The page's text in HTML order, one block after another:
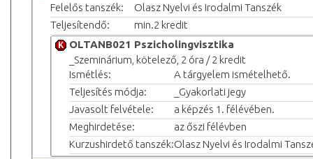
Felelős tanszék:
Olasz Nyelvi és Irodalmi Tanszék
Teljesítendő:
min.2 kredit
OLTANB021 Pszicholingvisztika
_Szeminárium, kötelező, 2 óra / 2 kredit
Ismétlés:
A tárgyelem ismételhető.
Teljesítés módja:
_Gyakorlati jegy
Javasolt felvétele:
a képzés 1. félévében.
Meghirdetése:
az őszi félévben
Kurzushirdető tanszék:Olasz Nyelvi és Irodalmi